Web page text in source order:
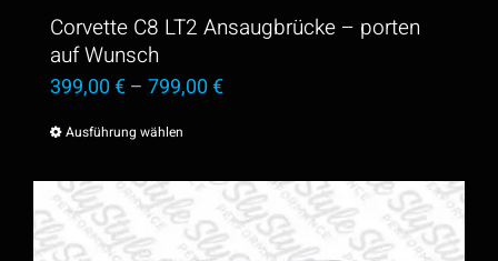
der
gewählt
Corvette C8 LT2 Ansaugbrücke – porten
auf Wunsch
399,00€– 799,00€
Ausführung wählen
Produkt
weist
mehrere